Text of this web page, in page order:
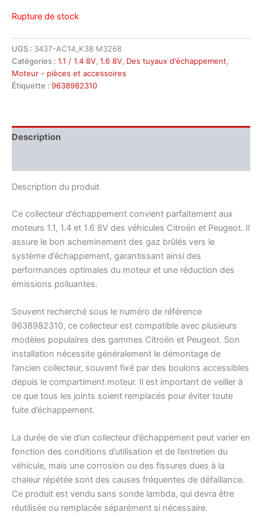
Rupture de stock
UGS : 3437-AC14_K38 M3268
Catégories : 1.1 / 1.4 8V, 1.6 8V, Des tuyaux d'échappement,
Moteur - pièces et accessoires
Étiquette : 9638982310
Description
Description du produit
Ce collecteur d’échappement convient parfaitement aux
moteurs 1.1, 1.4 et 1.6 8V des véhicules Citroën et Peugeot. Il
assure le bon acheminement des gaz brûlés vers le
système d’échappement, garantissant ainsi des
performances optimales du moteur et une réduction des
émissions polluantes.
Souvent recherché sous le numéro de référence
9638982310, ce collecteur est compatible avec plusieurs
modèles populaires des gammes Citroën et Peugeot. Son
installation nécessite généralement le démontage de
l’ancien collecteur, souvent fixé par des boulons accessibles
depuis le compartiment moteur. Il est important de veiller à
ce que tous les joints soient remplacés pour éviter toute
fuite d’échappement.
La durée de vie d’un collecteur d’échappement peut varier en
fonction des conditions d’utilisation et de l’entretien du
véhicule, mais une corrosion ou des fissures dues à la
chaleur répétée sont des causes fréquentes de défaillance.
Ce produit est vendu sans sonde lambda, qui devra être
réutilisée ou remplacée séparément si nécessaire.